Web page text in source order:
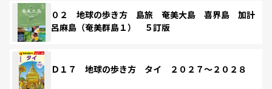
０２ 地球の歩き方 島旅 奄美大島 喜界島 加計
呂麻島（奄美群島１） ５訂版
Ｄ１７ 地球の歩き方 タイ ２０２７～２０２８